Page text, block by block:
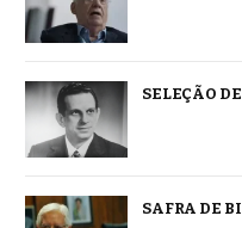
SELEÇÃO
SAFRA DE